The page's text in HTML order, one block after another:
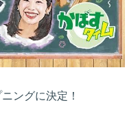
ングに決定！